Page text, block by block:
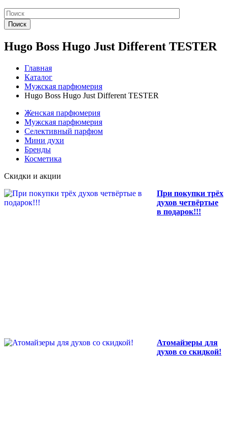
Поиск
Hugo Boss Hugo Just Different TESTER
Главная
Каталог
Мужская парфюмерия
Hugo Boss Hugo Just Different TESTER
Женская парфюмерия
Мужская парфюмерия
Селективный парфюм
Мини духи
Бренды
Косметика
Скидки и акции
При покупки трёх
духов четвёртые
в подарок!!!
Атомайзеры для
духов со скидкой!